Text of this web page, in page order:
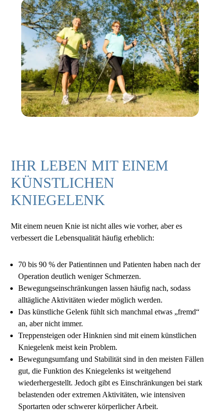
IHR LEBEN MIT EINEM
KÜNSTLICHEN
KNIEGELENK
Mit einem neuen Knie ist nicht alles wie vorher, aber es
verbessert die Lebensqualität häufig erheblich:
70 bis 90 % der Patientinnen und Patienten haben nach der
Operation deutlich weniger Schmerzen.
Bewegungseinschränkungen lassen häufig nach, sodass
alltägliche Aktivitäten wieder möglich werden.
Das künstliche Gelenk fühlt sich manchmal etwas „fremd“
an, aber nicht immer.
Treppensteigen oder Hinknien sind mit einem künstlichen
Kniegelenk meist kein Problem.
Bewegungsumfang und Stabilität sind in den meisten Fällen
gut, die Funktion des Kniegelenks ist weitgehend
wiederhergestellt. Jedoch gibt es Einschränkungen bei stark
belastenden oder extremen Aktivitäten, wie intensiven
Sportarten oder schwerer körperlicher Arbeit.